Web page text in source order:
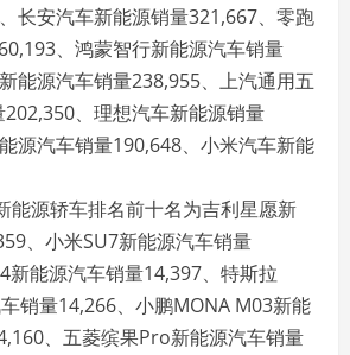
长安汽车新能源销量321,667、零跑
、鸿蒙智行新能源汽车销量
能源汽车销量238,955、上汽通用五
、理想汽车新能源销量
源汽车销量190,648、小米汽车新能
能源轿车排名前十名为吉利星愿新
、小米SU7新能源汽车销量
新能源汽车销量14,397、特斯拉
销量14,266、小鹏MONA M03新能
、五菱缤果Pro新能源汽车销量